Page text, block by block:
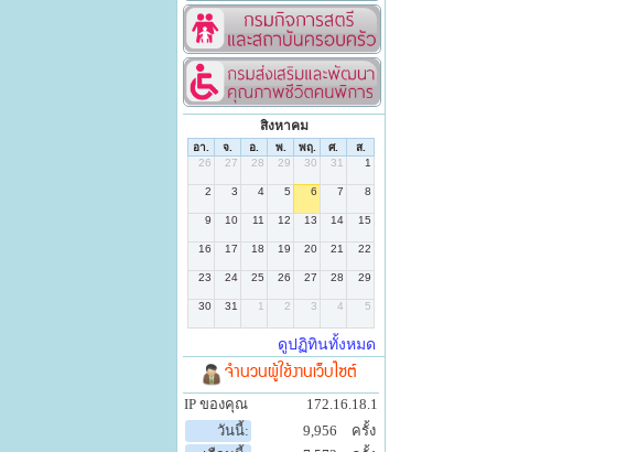
สิงหาคม
จำนวนผู้ใช้งานเว็บไซต์
IP ของคุณ
172.16.18.1
วันนี้:
9,956
ครั้ง